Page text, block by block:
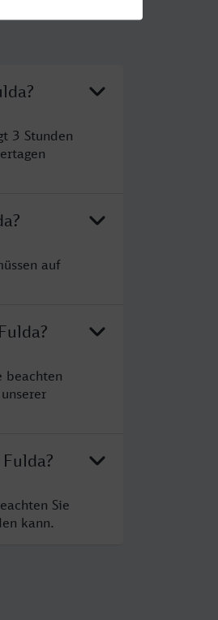
3 Stunden
auf
beachten
Sie
kann.